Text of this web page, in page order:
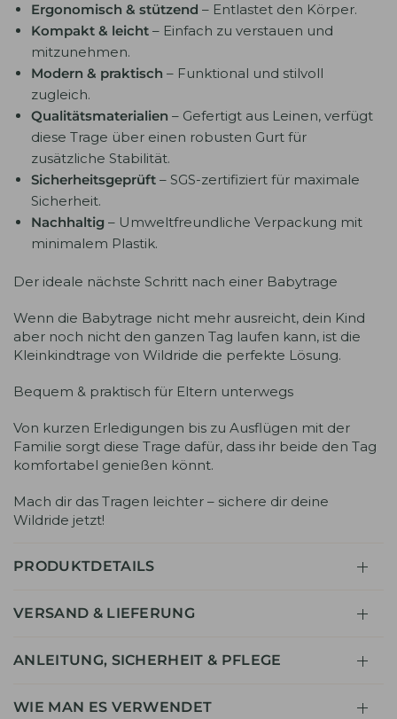
Ergonomisch & stützend – Entlastet den Körper.
Kompakt & leicht – Einfach zu verstauen und
mitzunehmen.
Modern & praktisch – Funktional und stilvoll
zugleich.
Qualitätsmaterialien – Gefertigt aus Leinen, verfügt
diese Trage über einen robusten Gurt für
zusätzliche Stabilität.
Sicherheitsgeprüft – SGS-zertifiziert für maximale
Sicherheit.
Nachhaltig – Umweltfreundliche Verpackung mit
minimalem Plastik.
Der ideale nächste Schritt nach einer Babytrage
Wenn die Babytrage nicht mehr ausreicht, dein Kind
aber noch nicht den ganzen Tag laufen kann, ist die
Kleinkindtrage von Wildride die perfekte Lösung.
Bequem & praktisch für Eltern unterwegs
Von kurzen Erledigungen bis zu Ausflügen mit der
Familie sorgt diese Trage dafür, dass ihr beide den Tag
komfortabel genießen könnt.
Mach dir das Tragen leichter – sichere dir deine
Wildride jetzt!
PRODUKTDETAILS
VERSAND & LIEFERUNG
ANLEITUNG, SICHERHEIT & PFLEGE
WIE MAN ES VERWENDET